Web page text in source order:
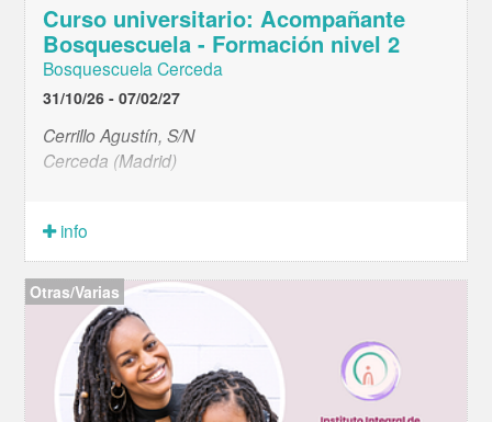
Curso universitario: Acompañante
Bosquescuela - Formación nivel 2
Bosquescuela Cerceda
31/10/26 - 07/02/27
Cerrillo Agustín, S/N
Cerceda (Madrid)
info
Otras/Varias